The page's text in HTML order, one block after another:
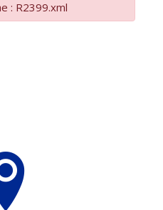
: R2399.xml